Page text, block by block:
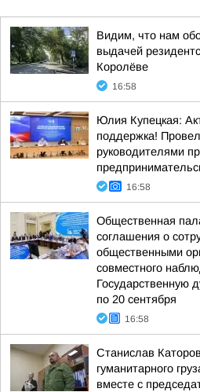
Видим, что нам
выдачей
Королёве
16:58
Юлия Купецкая:
поддержка!
руководителями
16:58
Общественная
соглашения о
общественными
совместного
Государственную
по 20 сентября
16:58
Станислав
гуманитарного
вместе с